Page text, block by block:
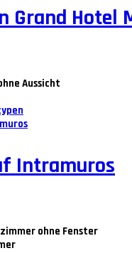
Grand Hotel
Aussicht
Intramuros
ohne Fenster